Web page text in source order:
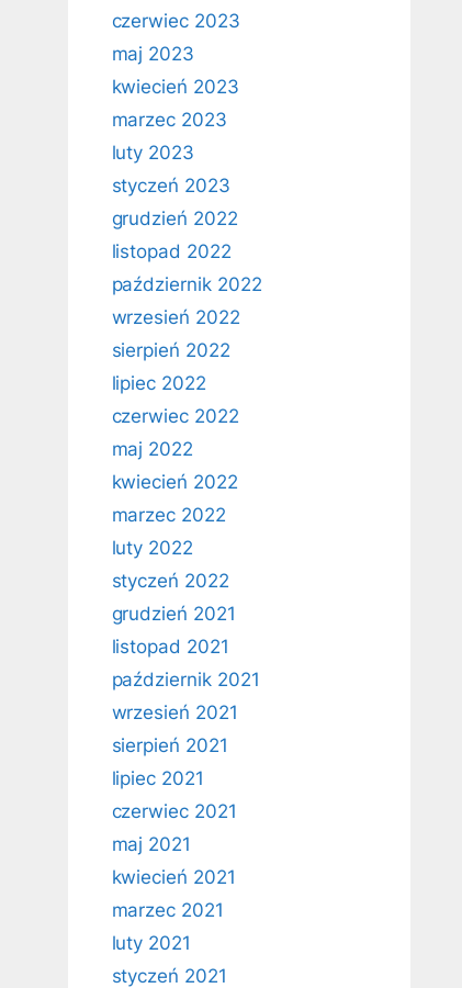
czerwiec 2023
maj 2023
kwiecień 2023
marzec 2023
luty 2023
styczeń 2023
grudzień 2022
listopad 2022
październik 2022
wrzesień 2022
sierpień 2022
lipiec 2022
czerwiec 2022
maj 2022
kwiecień 2022
marzec 2022
luty 2022
styczeń 2022
grudzień 2021
listopad 2021
październik 2021
wrzesień 2021
sierpień 2021
lipiec 2021
czerwiec 2021
maj 2021
kwiecień 2021
marzec 2021
luty 2021
styczeń 2021